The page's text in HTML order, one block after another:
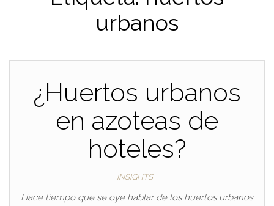
urbanos
¿Huertos urbanos
en azoteas de
hoteles?
INSIGHTS
Hace tiempo que se oye hablar de los huertos urbanos